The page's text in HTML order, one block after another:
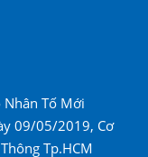
Nhân Tố Mới
09/05/2019, Cơ
Tp.HCM